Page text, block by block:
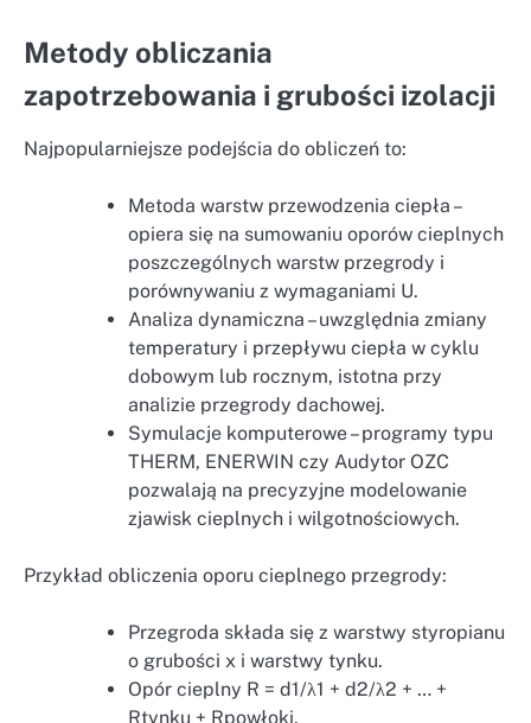
Metody obliczania
zapotrzebowania i grubości izolacji
Najpopularniejsze podejścia do obliczeń to:
Metoda warstw przewodzenia ciepła –
opiera się na sumowaniu oporów cieplnych
poszczególnych warstw przegrody i
porównywaniu z wymaganiami U.
Analiza dynamiczna – uwzględnia zmiany
temperatury i przepływu ciepła w cyklu
dobowym lub rocznym, istotna przy
analizie przegrody dachowej.
Symulacje komputerowe – programy typu
THERM, ENERWIN czy Audytor OZC
pozwalają na precyzyjne modelowanie
zjawisk cieplnych i wilgotnościowych.
Przykład obliczenia oporu cieplnego przegrody:
Przegroda składa się z warstwy styropianu
o grubości x i warstwy tynku.
Opór cieplny R = d1/λ1 + d2/λ2 + … +
Rtynku + Rpowłoki.